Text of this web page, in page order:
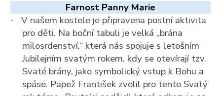
Farnost Panny Marie
·
V našem kostele je připravena postní aktivita
pro děti. Na boční tabuli je velká „brána
milosrdenství,“ která nás spojuje s letošním
Jubilejním svatým rokem, kdy se otevírají tzv.
Svaté brány, jako symbolický vstup k Bohu a
spáse. Papež František zvolil pro tento Svatý